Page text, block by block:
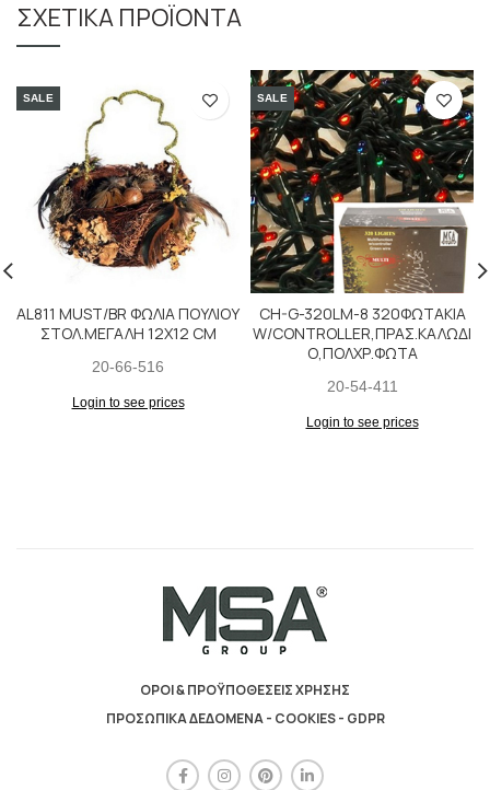
ΣΧΕΤΙΚΆ ΠΡΟΪΌΝΤΑ
SALE
AL811 MUST/BR ΦΩΛΙΑ ΠΟΥΛΙΟΥ
ΣΤΟΛ.ΜΕΓΑΛΗ 12X12 CM
20-66-516
Login to see prices
SALE
CH-G-320LM-8 320ΦΩΤΑΚΙΑ
W/CONTROLLER,ΠΡΑΣ.ΚΑΛΩΔΙ
Ο,ΠΟΛΧΡ.ΦΩΤΑ
20-54-411
Login to see prices
ΟΡΟΙ & ΠΡΟΫΠΟΘΕΣΕΙΣ ΧΡΗΣΗΣ
ΠΡΟΣΩΠΙΚΑ ΔΕΔΟΜΕΝΑ - COOKIES - GDPR